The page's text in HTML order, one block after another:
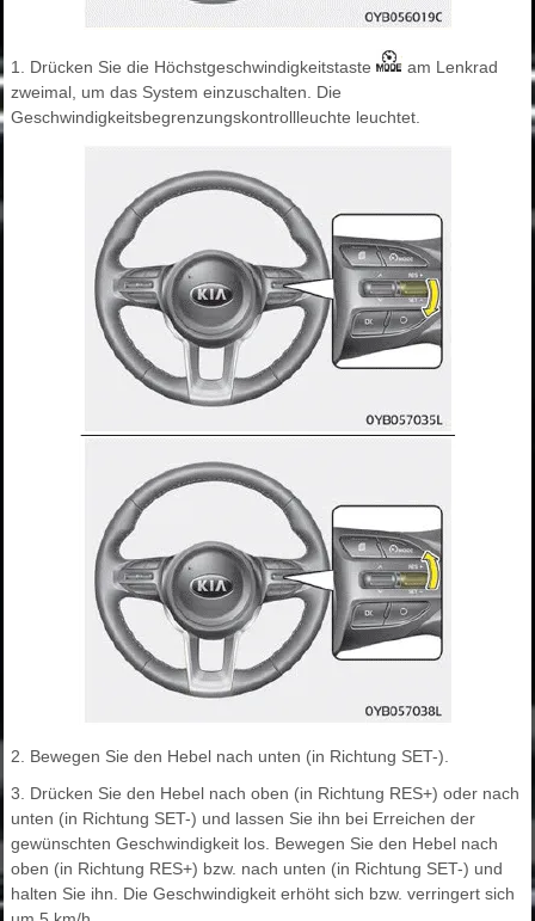
1. Drücken Sie die Höchstgeschwindigkeitstaste
am Lenkrad
zweimal, um das System einzuschalten. Die
Geschwindigkeitsbegrenzungskontrollleuchte leuchtet.
2. Bewegen Sie den Hebel nach unten (in Richtung SET-).
3. Drücken Sie den Hebel nach oben (in Richtung RES+) oder nach
unten (in Richtung SET-) und lassen Sie ihn bei Erreichen der
gewünschten Geschwindigkeit los. Bewegen Sie den Hebel nach
oben (in Richtung RES+) bzw. nach unten (in Richtung SET-) und
halten Sie ihn. Die Geschwindigkeit erhöht sich bzw. verringert sich